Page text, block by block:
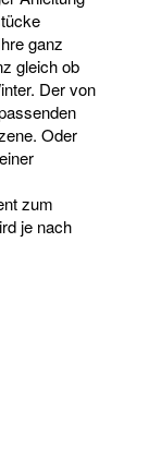
ganz
gleich ob
Der von
Oder
zum
je nach